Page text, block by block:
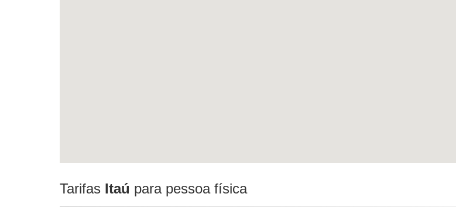
Tarifas Itaú para pessoa física